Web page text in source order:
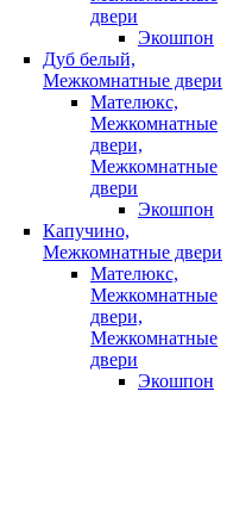
двери
Экошпон
Дуб белый,
Межкомнатные двери
Мателюкс,
Межкомнатные
двери,
Межкомнатные
двери
Экошпон
Капучино,
Межкомнатные двери
Мателюкс,
Межкомнатные
двери,
Межкомнатные
двери
Экошпон